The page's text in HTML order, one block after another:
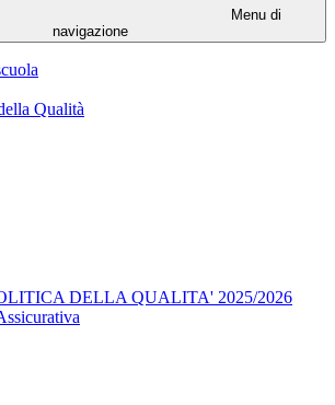
Menu di
navigazione
Qualità
DELLA QUALITA' 2025/2026